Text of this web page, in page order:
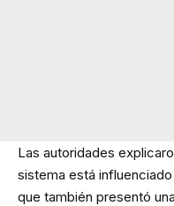
Las autoridades
sistema está
que también presentó